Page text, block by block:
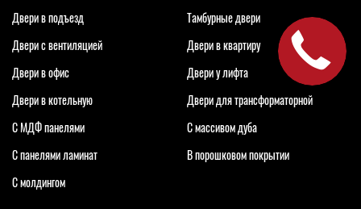
Двери в подъезд
Тамбурные двери
Двери с вентиляцией
Двери в квартиру
Двери в офис
Двери у лифта
Двери в котельную
Двери для трансформаторной
С МДФ панелями
С массивом дуба
С панелями ламинат
В порошковом покрытии
С молдингом